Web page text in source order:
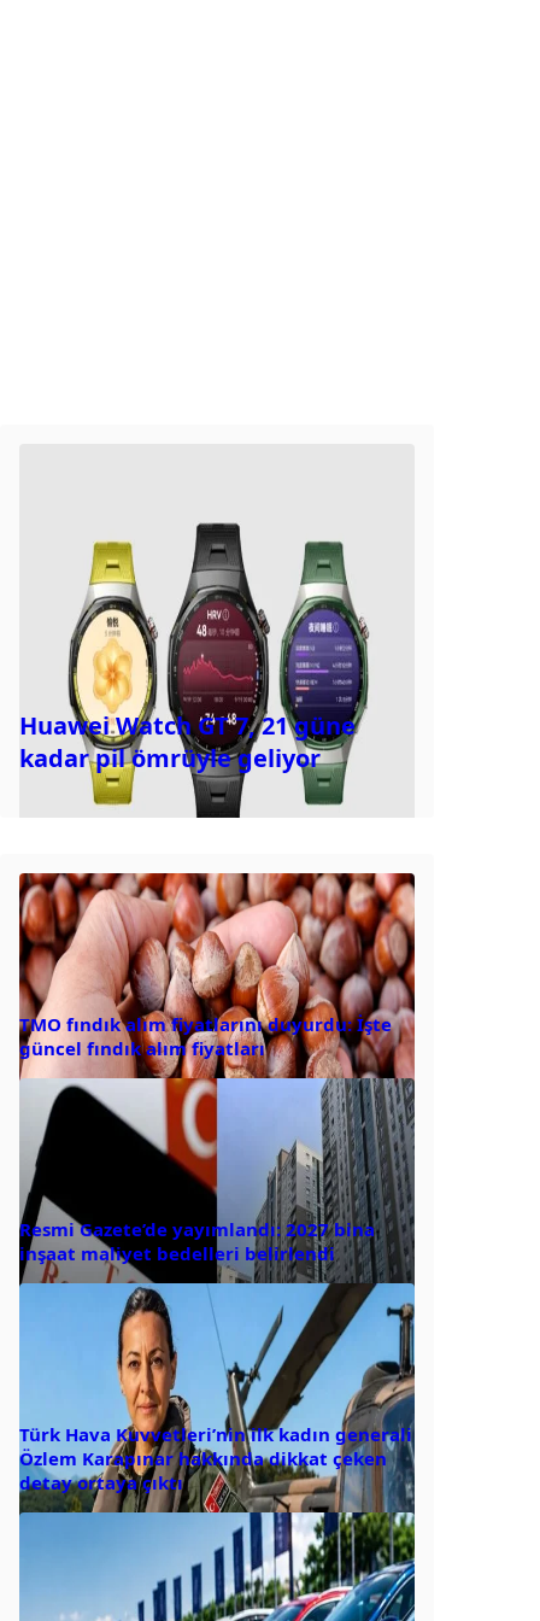
Huawei Watch GT 7, 21 güne
kadar pil ömrüyle geliyor
TMO fındık alım fiyatlarını duyurdu: İşte
güncel fındık alım fiyatları
Resmi Gazete’de yayımlandı: 2027 bina
inşaat maliyet bedelleri belirlendi
Türk Hava Kuvvetleri’nin ilk kadın generali
Özlem Karapınar hakkında dikkat çeken
detay ortaya çıktı